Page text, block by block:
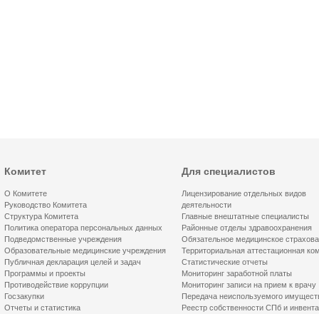
Комитет
О Комитете
Руководство Комитета
Структура Комитета
Политика оператора персональных данных
Подведомственные учреждения
Образовательные медицинские учреждения
Публичная декларация целей и задач
Программы и проекты
Противодействие коррупции
Госзакупки
Отчеты и статистика
Для специалистов
Лицензирование отдельных видов
деятельности
Главные внештатные специалисты
Районные отделы здравоохранения
Обязательное медицинское
Территориальная аттестационная
Статистические отчеты
Мониторинг заработной платы
Мониторинг записи на прием к врачу
Передача неиспользуемого
Реестр собственности СПб и